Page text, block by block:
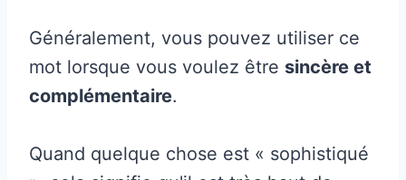
Généralement, vous pouvez utiliser ce
mot lorsque vous voulez être sincère et
complémentaire.
Quand quelque chose est « sophistiqué